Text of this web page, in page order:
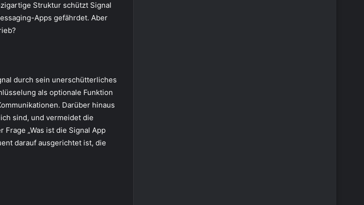
Struktur schützt Signal
Apps gefährdet. Aber
durch sein unerschütterliches
als optionale Funktion
Darüber hinaus
sind, und vermeidet die
„Was ist die Signal App
darauf ausgerichtet ist, die